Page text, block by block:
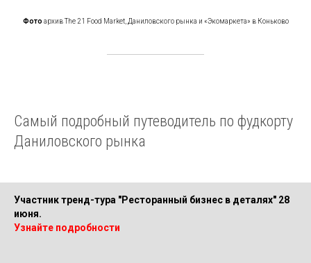
Фото архив The 21 Food Market, Даниловского рынка и «Экомаркета» в Коньково
Самый подробный путеводитель по фудкорту
Даниловского рынка
Участник тренд-тура "Ресторанный бизнес в деталях" 28
июня.
Узнайте подробности